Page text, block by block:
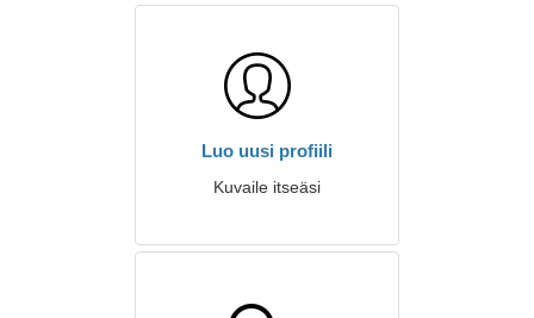
Luo uusi profiili
Kuvaile itseäsi